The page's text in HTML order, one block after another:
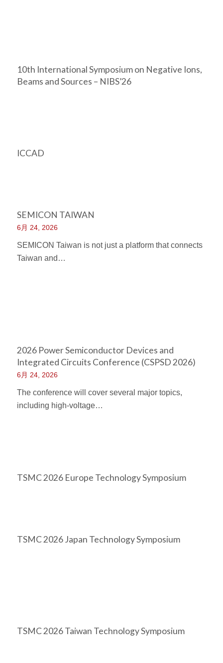
10th International Symposium on Negative Ions,
Beams and Sources – NIBS’26
ICCAD
SEMICON TAIWAN
6月 24, 2026
SEMICON Taiwan is not just a platform that connects
Taiwan and…
2026 Power Semiconductor Devices and
Integrated Circuits Conference (CSPSD 2026)
6月 24, 2026
The conference will cover several major topics,
including high-voltage…
TSMC 2026 Europe Technology Symposium
TSMC 2026 Japan Technology Symposium
TSMC 2026 Taiwan Technology Symposium